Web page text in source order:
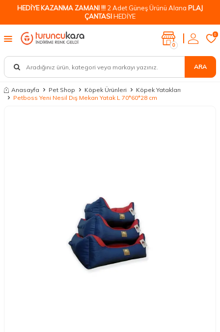
HEDİYE KAZANMA ZAMANI !!! 2 Adet Güneş Ürünü Alana PLAJ
ÇANTASIHEDİYE
ARA
0
0
Anasayfa Pet Shop Köpek Ürünleri
Köpek Yatakları
Petboss Yeni Nesil Dış Mekan Yatak L 70*60*28 cm